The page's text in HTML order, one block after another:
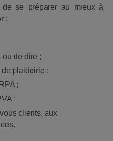
de se préparer au mieux à
:
ou de dire ;
plaidoirie ;
;
;
clients, aux